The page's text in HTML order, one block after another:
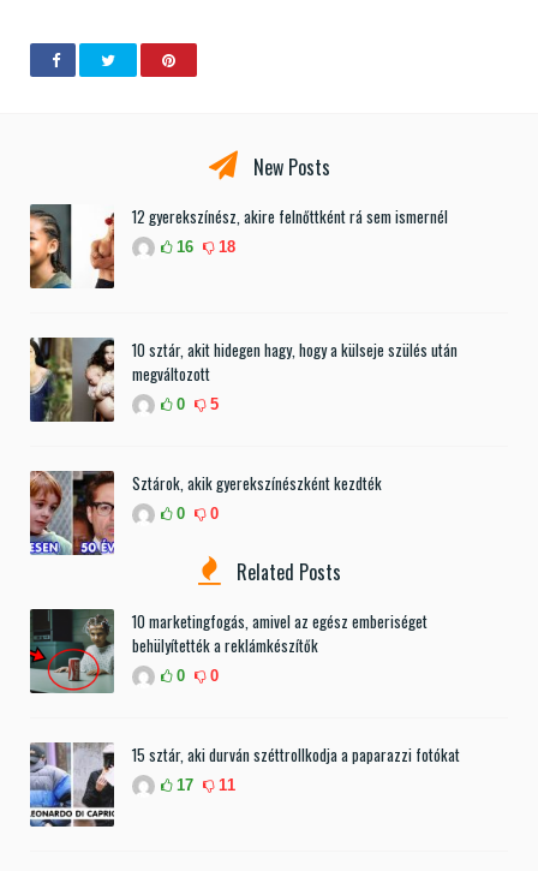
New Posts
12 gyerekszínész, akire felnőttként rá sem ismernél
16 18
10 sztár, akit hidegen hagy, hogy a külseje szülés után
megváltozott
0 5
Sztárok, akik gyerekszínészként kezdték
0 0
Related Posts
10 marketingfogás, amivel az egész emberiséget
behülyítették a reklámkészítők
0 0
15 sztár, aki durván széttrollkodja a paparazzi fotókat
17 11